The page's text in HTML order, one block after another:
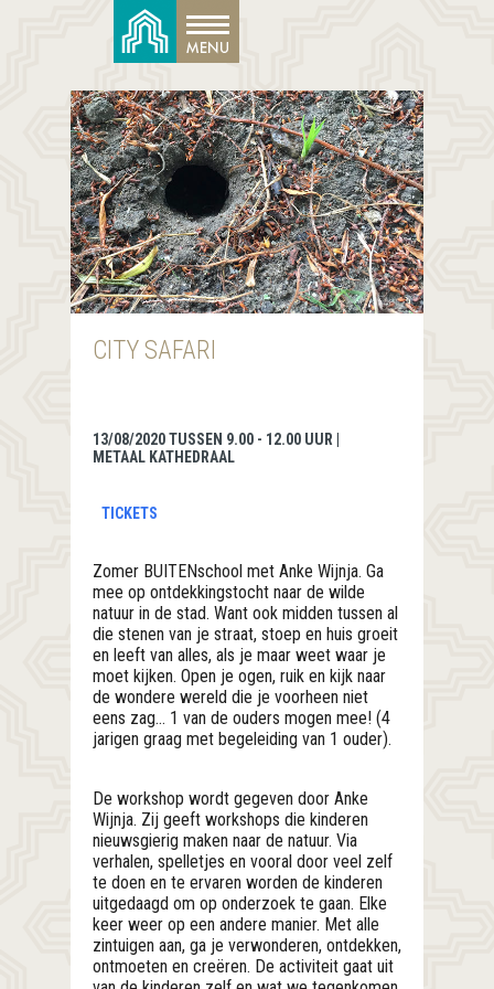
CITY SAFARI
13/08/2020 TUSSEN 9.00 - 12.00 UUR |
METAAL KATHEDRAAL
TICKETS
Zomer BUITENschool met Anke Wijnja. Ga
mee op ontdekkingstocht naar de wilde
natuur in de stad. Want ook midden tussen al
die stenen van je straat, stoep en huis groeit
en leeft van alles, als je maar weet waar je
moet kijken. Open je ogen, ruik en kijk naar
de wondere wereld die je voorheen niet
eens zag… 1 van de ouders mogen mee! (4
jarigen graag met begeleiding van 1 ouder).
De workshop wordt gegeven door Anke
Wijnja. Zij geeft workshops die kinderen
nieuwsgierig maken naar de natuur. Via
verhalen, spelletjes en vooral door veel zelf
te doen en te ervaren worden de kinderen
uitgedaagd om op onderzoek te gaan. Elke
keer weer op een andere manier. Met alle
zintuigen aan, ga je verwonderen, ontdekken,
ontmoeten en creëren. De activiteit gaat uit